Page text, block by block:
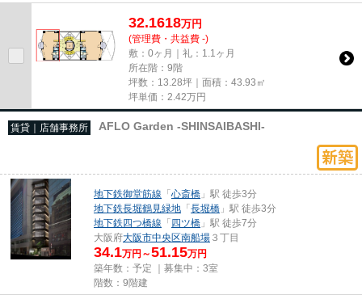
尚、弊社ではおとり広告は一切...
32.1618万円
(管理費・共益費 -)
敷：0ヶ月｜礼：1.1ヶ月
所在階：9階
坪数：13.28坪｜面積：43.93㎡
坪単価： 2.42万円
賃貸｜店舗事務所 AFLO Garden -SHINSAIBASHI-
地下鉄御堂筋線 「心斎橋 」駅 徒歩3分
地下鉄長堀鶴見緑地 「長堀橋 」駅 徒歩3分
地下鉄四つ橋線 「四ツ橋 」駅 徒歩7分
大阪府大阪市中央区南船場 ３丁目
34.1万円～51.15万円
築年数：予定 ｜募集中： 3室
階数：9階建